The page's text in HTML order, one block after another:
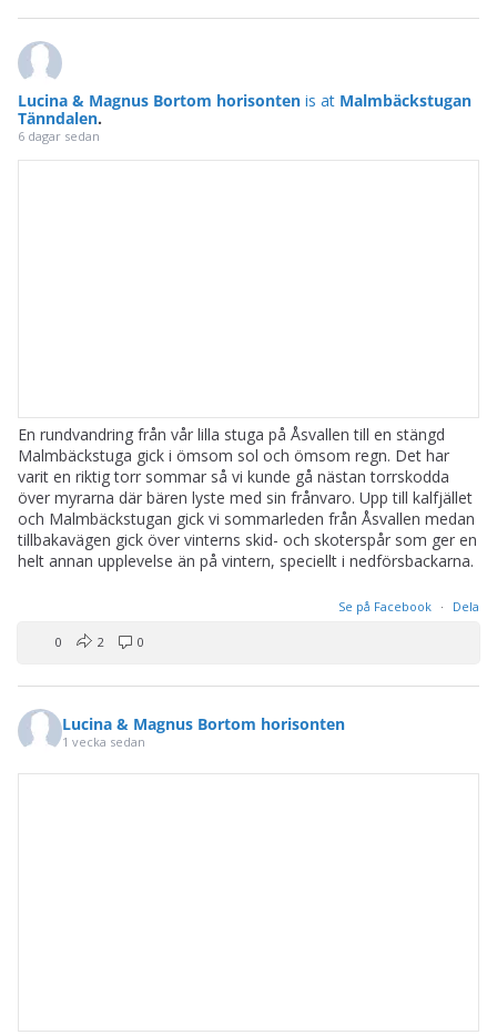
Lucina & Magnus Bortom horisonten is at Malmbäckstugan
Tänndalen.
6 dagar sedan
En rundvandring från vår lilla stuga på Åsvallen till en stängd
Malmbäckstuga gick i ömsom sol och ömsom regn. Det har
varit en riktig torr sommar så vi kunde gå nästan torrskodda
över myrarna där bären lyste med sin frånvaro. Upp till kalfjället
och Malmbäckstugan gick vi sommarleden från Åsvallen medan
tillbakavägen gick över vinterns skid- och skoterspår som ger en
helt annan upplevelse än på vintern, speciellt i nedförsbackarna.
Se på Facebook · Dela
0 2 0
Lucina & Magnus Bortom horisonten
1 vecka sedan